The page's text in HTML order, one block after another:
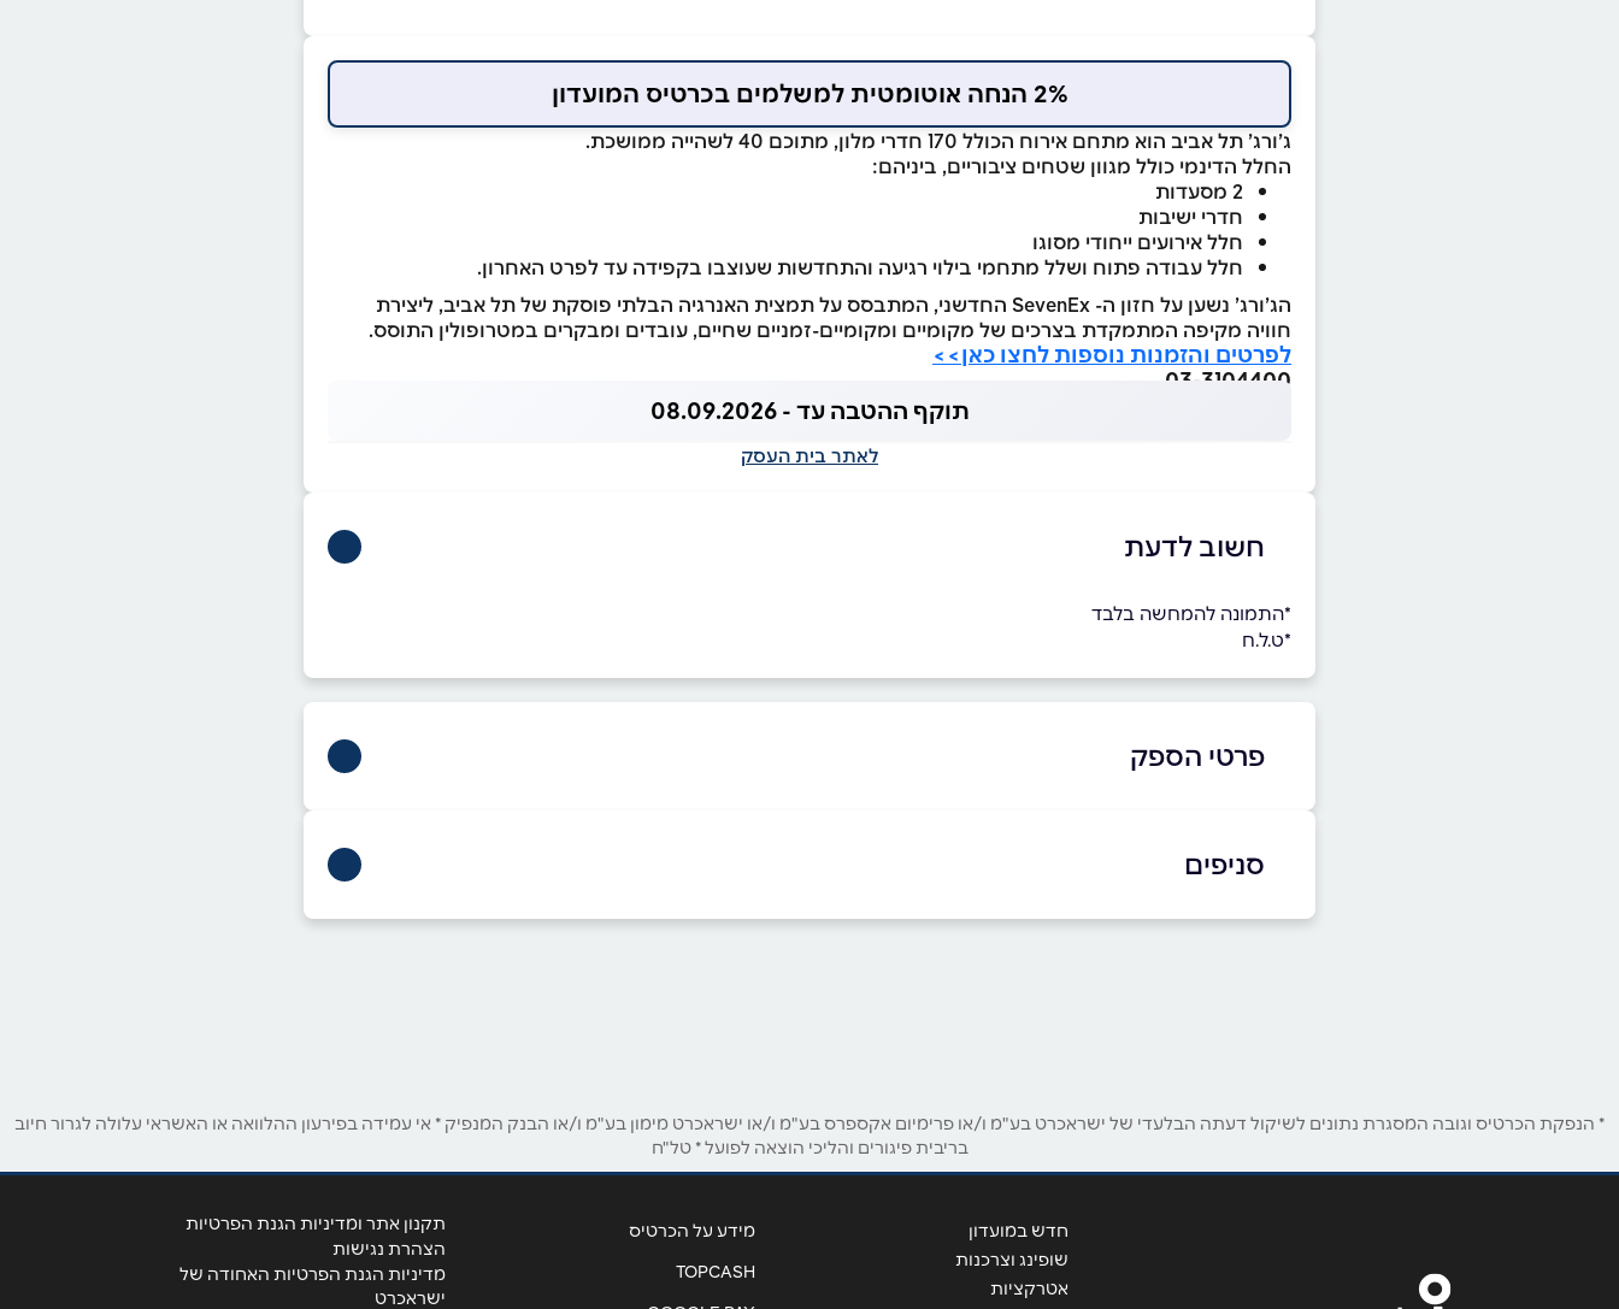
2% הנחה אוטומטית למשלמים בכרטיס המועדון
ג’ורג’ תל אביב הוא מתחם אירוח הכולל 170 חדרי מלון, מתוכם 40 לשהייה ממושכת.
החלל הדינמי כולל מגוון שטחים ציבוריים, ביניהם:
2 מסעדות
חדרי ישיבות
חלל אירועים ייחודי מסוגו
חלל עבודה פתוח ושלל מתחמי בילוי רגיעה והתחדשות שעוצבו בקפידה עד לפרט האחרון.
הג’ורג’ נשען על חזון ה- SevenEx החדשני, המתבסס על תמצית האנרגיה הבלתי פוסקת של תל אביב, ליצירת
חוויה מקיפה המתמקדת בצרכים של מקומיים ומקומיים-זמניים שחיים, עובדים ומבקרים במטרופולין התוסס.
לפרטים והזמנות נוספות לחצו כאן>>
03-3104400
תוקף ההטבה עד - 08.09.2026
לאתר בית העסק
חשוב לדעת
*התמונה להמחשה בלבד
*ט.ל.ח
פרטי הספק
באתר
סניפים
תל אביב יפו
* הנפקת הכרטיס וגובה המסגרת נתונים לשיקול דעתה הבלעדי של ישראכרט בע"מ ו/או פרימיום אקספרס בע"מ ו/או ישראכרט מימון בע"מ ו/או הבנק המנפיק * אי עמידה בפירעון ההלוואה או האשראי עלולה לגרור חיוב
בריבית פיגורים והליכי הוצאה לפועל * טל"ח
חדש במועדון
שופינג וצרכנות
אטרקציות
מידע על הכרטיס
TOPCASH
תקנון אתר ומדיניות הגנת הפרטיות
הצהרת נגישות
מדיניות הגנת הפרטיות האחודה של
ישראכרט